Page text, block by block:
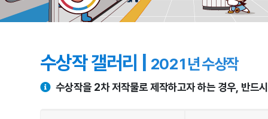
수상작 갤러리 | 2021년 수상작
수상작을 2차 저작물로 제작하고자 하는 경우, 반드